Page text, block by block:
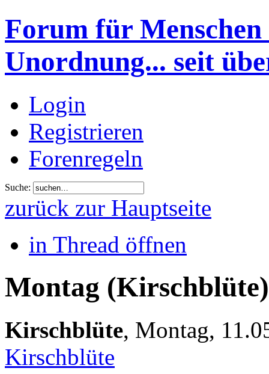
Forum für
Unordnung... seit
Login
Registrieren
Forenregeln
Suche:
zurück zur Hauptseite
in Thread öffnen
Montag
Kirschblüte, Montag,
Kirschblüte